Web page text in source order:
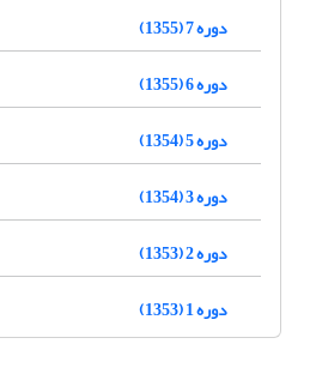
دوره 7 (1355)
دوره 6 (1355)
دوره 5 (1354)
دوره 3 (1354)
دوره 2 (1353)
دوره 1 (1353)